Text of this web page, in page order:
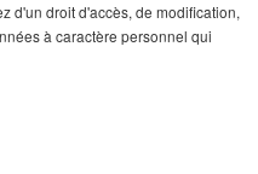
d'un droit d'accès, de modification,
à caractère personnel qui